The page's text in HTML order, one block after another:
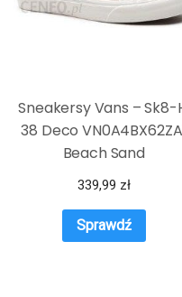
Sneakersy Vans – Sk8-
38 Deco
Beach Sand
339,99 zł
Sprawdź